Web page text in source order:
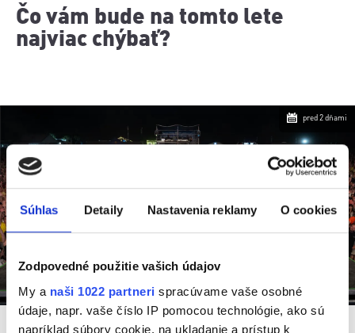
Súhlas Detaily Nastavenia reklamy O cookies
Zodpovedné použitie vašich údajov
My a naši 1022 partneri spracúvame vaše osobné
údaje, napr. vaše číslo IP pomocou technológie, ako sú
napríklad súbory cookie, na ukladanie a prístup k
Čo vám bude na tomto lete
najviac chýbať?
pred 2 dňami